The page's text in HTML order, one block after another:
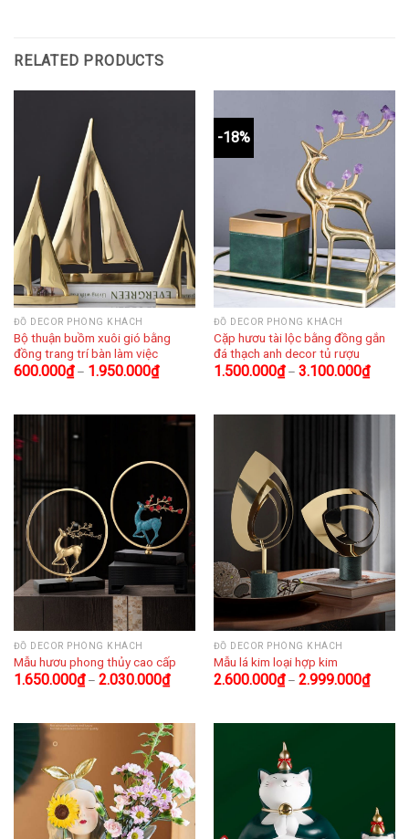
RELATED PRODUCTS
ĐỒ DECOR PHÒNG KHÁCH
Bộ thuận buồm xuôi gió bằng
đồng trang trí bàn làm việc
600.000₫– 1.950.000₫
-18%
ĐỒ DECOR PHÒNG KHÁCH
Cặp hươu tài lộc bằng đồng gắn
đá thạch anh decor tủ rượu
1.500.000₫– 3.100.000₫
ĐỒ DECOR PHÒNG KHÁCH
Mẫu hươu phong thủy cao cấp
1.650.000₫– 2.030.000₫
ĐỒ DECOR PHÒNG KHÁCH
Mẫu lá kim loại hợp kim
2.600.000₫– 2.999.000₫